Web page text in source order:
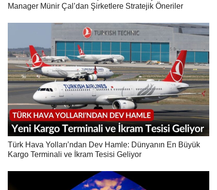
Manager Münir Çal’dan Şirketlere Stratejik Öneriler
Türk Hava Yolları’ndan Dev Hamle: Dünyanın En Büyük
Kargo Terminali ve İkram Tesisi Geliyor